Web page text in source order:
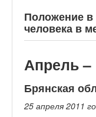
Положение в
человека в
Апрель –
Брянская
25 апреля 2011